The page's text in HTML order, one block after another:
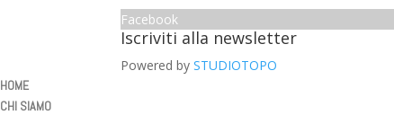
Facebook
Iscriviti alla newsletter
Powered bySTUDIOTOPO
HOME
CHI SIAMO